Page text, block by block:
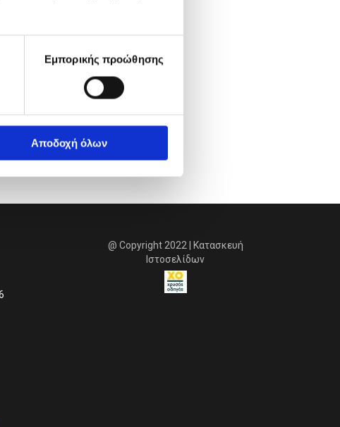
Εμπορικής προώθησης
Αποδοχή όλων
@ Copyright 2022 | Κατασκευή
Ιστοσελίδων